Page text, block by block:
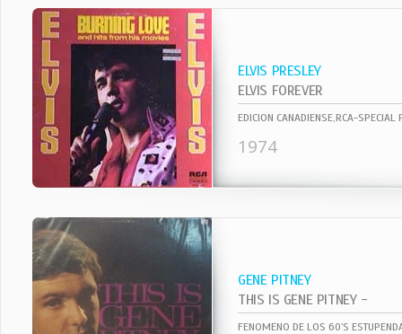
ELVIS PRESLEY
ELVIS FOREVER
EDICION CANADIENSE,RCA-
1974
GENE PITNEY
THIS IS GENE PITNEY -
FENOMENO DE LOS 60`S